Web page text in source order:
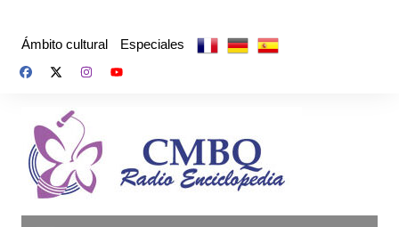
Ámbito cultural Especiales